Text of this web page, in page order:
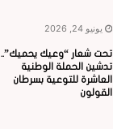
يونيو 24, 2026
تحت شعار “وعيك يحميك”..
تدشين الحملة الوطنية
العاشرة للتوعية بسرطان
القولون